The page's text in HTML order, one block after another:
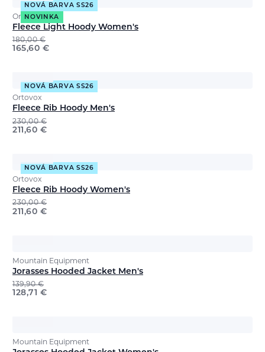
NOVÁ BARVA SS26
NOVINKA
Ortovox
Fleece Light Hoody Women's
180,00€
165,60 €
NOVÁ BARVA SS26
Ortovox
Fleece Rib Hoody Men's
230,00€
211,60 €
NOVÁ BARVA SS26
Ortovox
Fleece Rib Hoody Women's
230,00€
211,60 €
Mountain Equipment
Jorasses Hooded Jacket Men's
139,90€
128,71 €
Mountain Equipment